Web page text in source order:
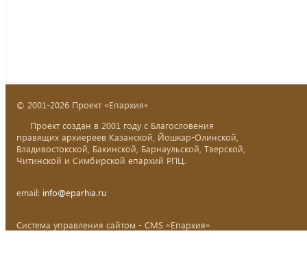
© 2001-2026 Проект «Епархия»
Проект создан в 2001 году с Благословения
правящих архиереев Казанской, Йошкар-Олинской,
Владивостокской, Бакинской, Барнаульской, Тверской,
Читинской и Симбирской епархий РПЦ.
email: info@eparhia.ru
Система управления сайтом - CMS «Епархия»